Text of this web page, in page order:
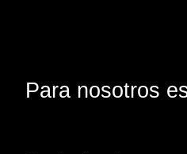
Para nosotros